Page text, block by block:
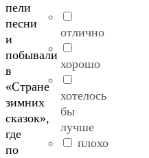
пели
песни
и
побывали
в
«Стране
зимних
сказок»,
где
по
отлично
хорошо
хотелось
бы
лучше
плохо